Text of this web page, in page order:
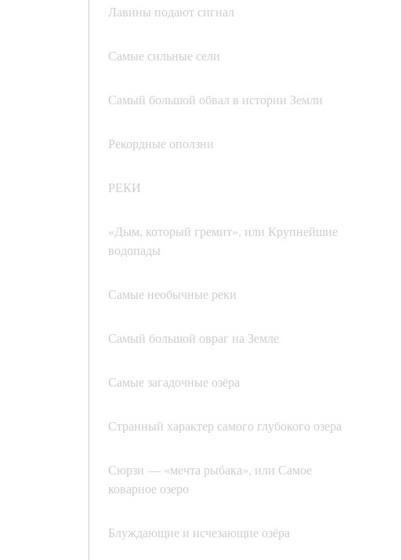
Лавины подают сигнал
Самые сильные сели
Самый большой обвал в истории Земли
Рекордные оползни
РЕКИ
«Дым, который гремит», или Крупнейшие
водопады
Самые необычные реки
Самый большой овраг на Земле
Самые загадочные озёра
Странный характер самого глубокого озера
Сюрзи — «мечта рыбака», или Самое
коварное озеро
Блуждающие и исчезающие озёра